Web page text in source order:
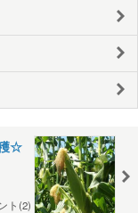
☆
ト(2)